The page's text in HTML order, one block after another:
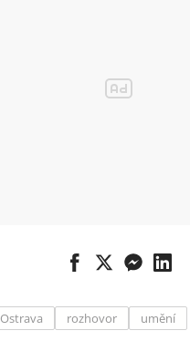
Ostrava rozhovor umění